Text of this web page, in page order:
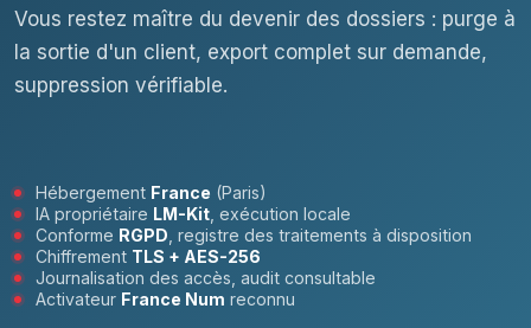
Vous restez maître du devenir des dossiers : purge à
la sortie d'un client, export complet sur demande,
suppression vérifiable.
Hébergement France (Paris)
IA propriétaire LM-Kit, exécution locale
Conforme RGPD, registre des traitements à disposition
Chiffrement TLS + AES-256
Journalisation des accès, audit consultable
Activateur France Num reconnu